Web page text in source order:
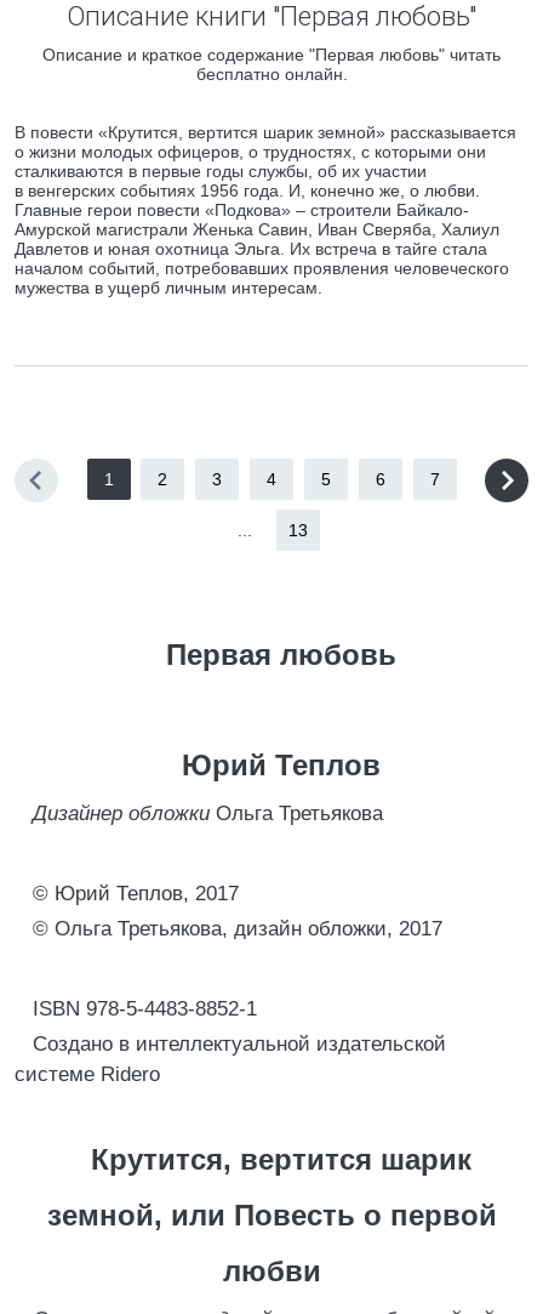
Описание книги "Первая любовь"
Описание и краткое содержание "Первая любовь" читать
бесплатно онлайн.
В повести «Крутится, вертится шарик земной» рассказывается
о жизни молодых офицеров, о трудностях, с которыми они
сталкиваются в первые годы службы, об их участии
в венгерских событиях 1956 года. И, конечно же, о любви.
Главные герои повести «Подкова» – строители Байкало-
Амурской магистрали Женька Савин, Иван Сверяба, Халиул
Давлетов и юная охотница Эльга. Их встреча в тайге стала
началом событий, потребовавших проявления человеческого
мужества в ущерб личным интересам.
1 2 3 4 5 6 7
13
Первая любовь
Юрий Теплов
Дизайнер обложки Ольга Третьякова
© Юрий Теплов, 2017
© Ольга Третьякова, дизайн обложки, 2017
ISBN 978-5-4483-8852-1
Создано в интеллектуальной издательской
системе Ridero
Крутится, вертится шарик
земной, или Повесть о первой
любви